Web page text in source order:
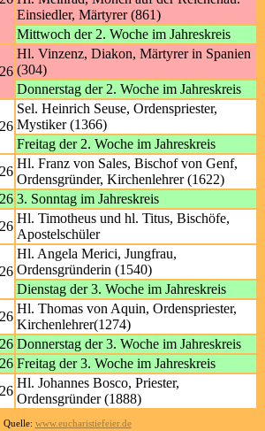
Einsiedler, Märtyrer (861)
Mittwoch der 2. Woche im Jahreskreis
Hl. Vinzenz, Diakon, Märtyrer in Spanien
(304)
Donnerstag der 2. Woche im Jahreskreis
Sel. Heinrich Seuse, Ordenspriester,
Mystiker (1366)
Freitag der 2. Woche im Jahreskreis
Hl. Franz von Sales, Bischof von Genf,
Ordensgründer, Kirchenlehrer (1622)
3. Sonntag im Jahreskreis
Hl. Timotheus und hl. Titus, Bischöfe,
Apostelschüler
Hl. Angela Merici, Jungfrau,
Ordensgründerin (1540)
Dienstag der 3. Woche im Jahreskreis
Hl. Thomas von Aquin, Ordenspriester,
Kirchenlehrer(1274)
Donnerstag der 3. Woche im Jahreskreis
Freitag der 3. Woche im Jahreskreis
Hl. Johannes Bosco, Priester,
Ordensgründer (1888)
Quelle: www.eucharistiefeier.de